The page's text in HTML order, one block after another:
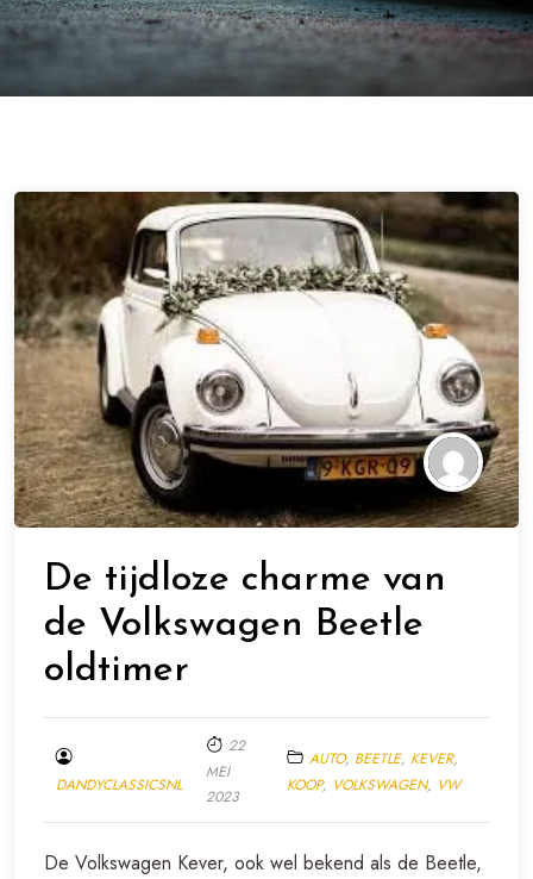
De tijdloze charme van
de Volkswagen Beetle
oldtimer
DANDYCLASSICSNL
22
MEI
2023
AUTO, BEETLE, KEVER,
KOOP, VOLKSWAGEN, VW
De Volkswagen Kever, ook wel bekend als de Beetle,